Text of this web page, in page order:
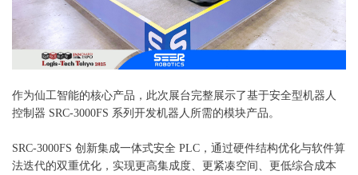
作为仙工智能的核心产品，此次展台完整展示了基于安全型机器人
控制器 SRC-3000FS 系列开发机器人所需的模块产品。
SRC-3000FS 创新集成一体式安全 PLC，通过硬件结构优化与软件算
法迭代的双重优化，实现更高集成度、更紧凑空间、更低综合成本